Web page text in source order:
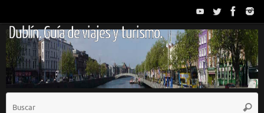
contenido
Dublín. Guía de viajes y turismo.